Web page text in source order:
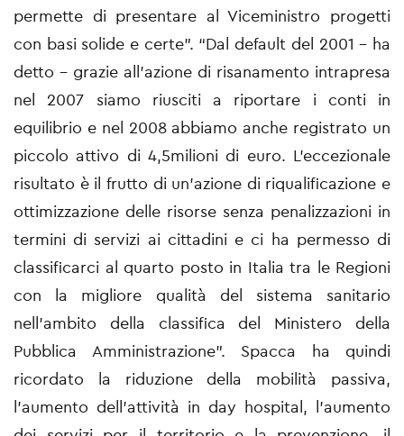
permette di presentare al Viceministro progetti
con basi solide e certe”. “Dal default del 2001 – ha
detto - grazie all’azione di risanamento intrapresa
nel 2007 siamo riusciti a riportare i conti in
equilibrio e nel 2008 abbiamo anche registrato un
piccolo attivo di 4,5milioni di euro. L’eccezionale
risultato è il frutto di un’azione di riqualificazione e
ottimizzazione delle risorse senza penalizzazioni in
termini di servizi ai cittadini e ci ha permesso di
classificarci al quarto posto in Italia tra le Regioni
con la migliore qualità del sistema sanitario
nell’ambito della classifica del Ministero della
Pubblica Amministrazione”. Spacca ha quindi
ricordato la riduzione della mobilità passiva,
l’aumento dell’attività in day hospital, l’aumento